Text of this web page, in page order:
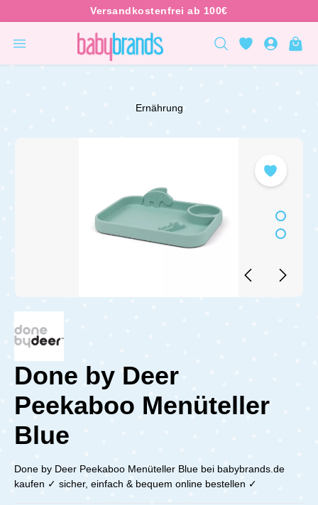
Ernährung
Done by Deer
Peekaboo Menüteller
Blue
Done by Deer Peekaboo Menüteller Blue bei babybrands.de
kaufen ✓ sicher, einfach & bequem online bestellen ✓